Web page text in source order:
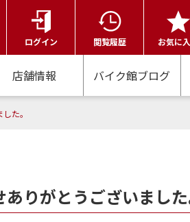
ログイン 閲覧履歴 お気に
店舗情報 バイク館ブログ
た。
りがとうございました